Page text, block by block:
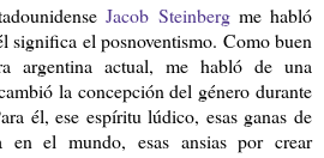
Jacob Steinbergme habló
significa el posnoventismo. Como buen
argentina actual, me habló de una
la concepción del género durante
él, ese espíritu lúdico, esas ganas de
el mundo, esas ansias por crear